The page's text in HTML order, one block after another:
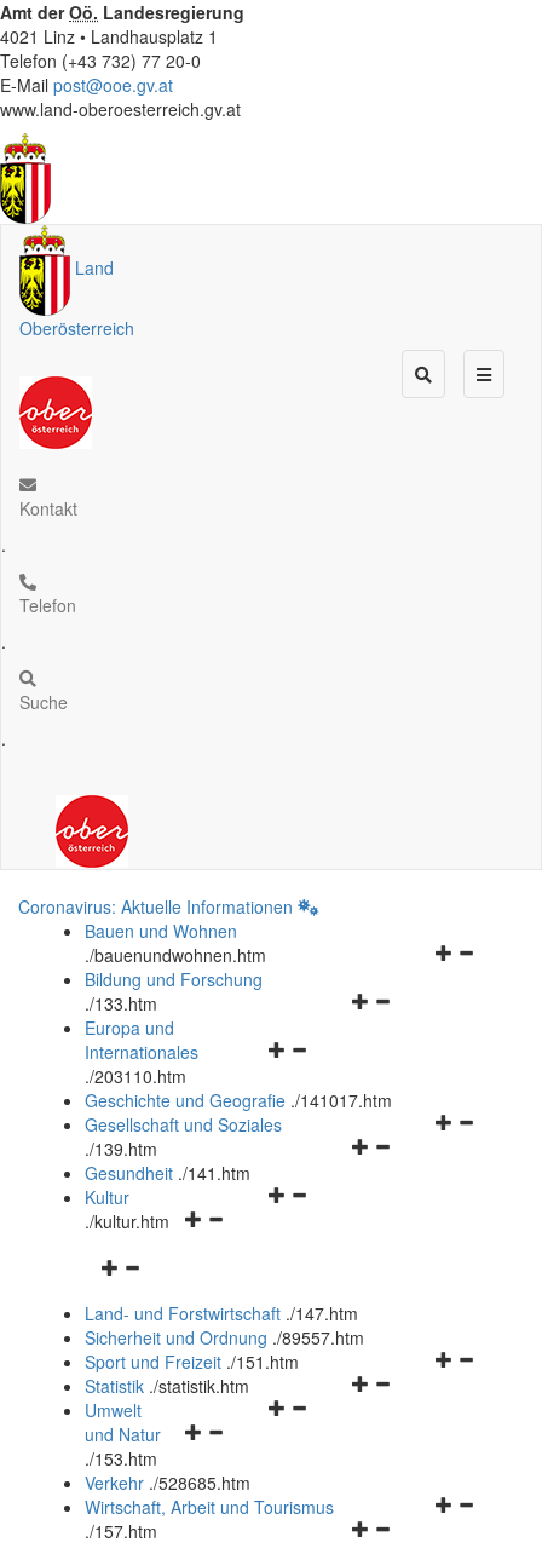
Amt derOö. Landesregierung
4021 Linz • Landhausplatz 1
Telefon (+43 732) 77 20-0
E-Mail post@ooe.gv.at
www.land-oberoesterreich.gv.at
Land
Oberösterreich
Kontakt
.
Telefon
.
Suche
.
Coronavirus: Aktuelle Informationen
Bauen und Wohnen
./bauenundwohnen.htm
Navigationsmenü
Bildung und Forschung
./133.htm
Navigationsmenü
und
schließen
Europa und
Internationales
./203110.htm
Geschichte und Geografie ./141017.htm
Navigationsmenü
Gesellschaft und Soziales
./139.htm
Navigationsmenü
Gesundheit ./141.htm
Navigationsmenü
Kultur
./kultur.htm
Navigationsmenü
und
schließen
Land- und Forstwirtschaft ./147.htm
Sicherheit und Ordnung ./89557.htm
Navigationsmenü
Sport und Freizeit ./151.htm
Navigationsmenü
Statistik ./statistik.htm
Navigationsmenü
und
schließen
Umwelt
und Natur
./153.htm
Verkehr ./528685.htm
Navigationsmenü
Wirtschaft, Arbeit und Tourismus
./157.htm